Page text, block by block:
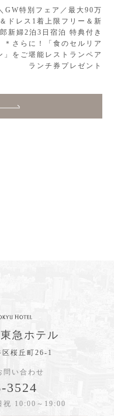
GW特別フェア／最大90万
＆ドレス1着上限フリー＆新
郎新婦2泊3日宿泊 特典付き
＊さらに！「食のセルリア
」をご堪能レストランペア
ランチ券プレゼント
急ホテル
桜丘町26-1
問い合わせ
3524
10:00～19:00